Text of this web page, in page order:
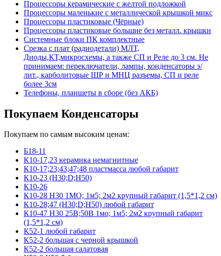
Процессоры керамические с желтой подложкой
Процессоры маленькие с металлической крышкой микс
Процессоры пластиковые (Чёрные)
Процессоры пластиковые большие без металл. крышки
Системные блоки ПК комплектные
Срезка с плат (радиодетали) МЛТ,
Диоды,КТ,микросхемы, а также СП и Реле до 3 см. Не
принимаем: переключатели, лампы, конденсаторы э/
лит., карболитовые ШР и МНЦ разъемы, СП и реле
более 3см
Телефоны, планшеты в сборе (без АКБ)
Покупаем Конденсаторы
Покупаем по самым высоким ценам:
Б18-11
К10-17,23 керамика немагнитные
К10-17;23;43;47;48 пластмасса любой габарит
К10-23 (Н30;D;Н50)
К10-26
К10-28 Н30 1МО; 1м5; 2м2 крупный габарит (1,5*1,2 см)
К10-28;47 (Н30;D;Н50) любой габарит
К10-47 Н30 25В;50В 1мо; 1м5; 2м2 крупный габарит
(1,5*1,2 см)
К52-1 любой габарит
К52-2 большая с черной крышкой
К52-2 большая салатовая